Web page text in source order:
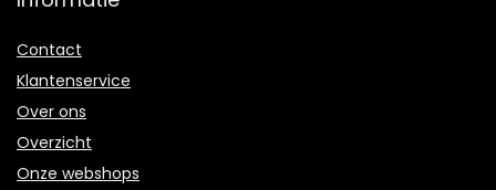
Contact
Klantenservice
Over ons
Overzicht
Onze webshops